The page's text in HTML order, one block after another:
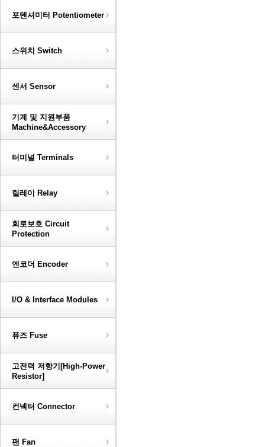
포텐셔미터 Potentiometer
스위치 Switch
센서 Sensor
기계 및 지원부품
Machine&Accessory
터미널 Terminals
릴레이 Relay
회로보호 Circuit
Protection
엔코더 Encoder
I/O & Interface Modules
퓨즈 Fuse
고전력 저항기[High-Power
Resistor]
컨넥터 Connector
팬 Fan